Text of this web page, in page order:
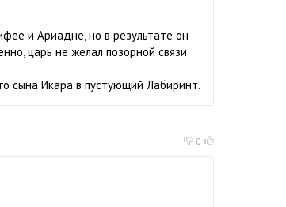
и Ариадне, но в результате он
царь не желал позорной связи
сына Икара в пустующий Лабиринт.
0